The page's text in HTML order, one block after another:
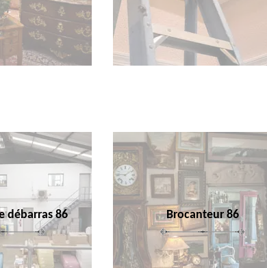
débarras 86 Brocanteur 86